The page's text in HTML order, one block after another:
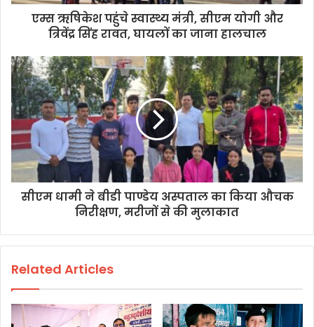
एम्स ऋषिकेश पहुंचे स्वास्थ्य मंत्री, सीएम योगी और
त्रिवेंद्र सिंह रावत, घायलों का जाना हालचाल
सीएम धामी ने बीडी पाण्डेय अस्पताल का किया औचक
निरीक्षण, मरीजों से की मुलाकात
Related Articles